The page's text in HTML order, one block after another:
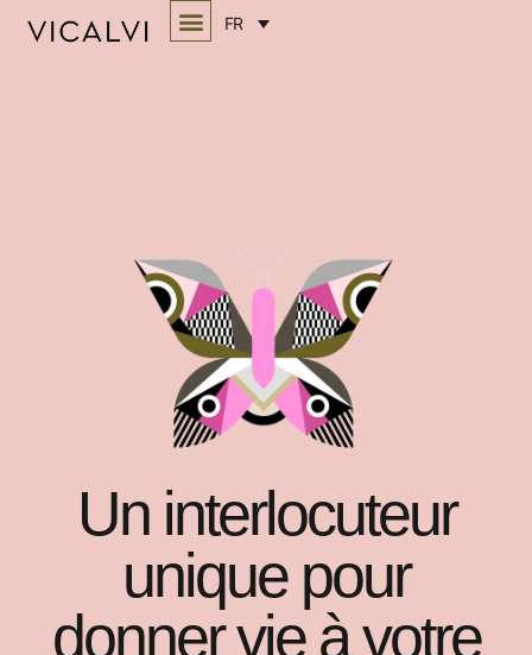
FR
Home
Un interlocuteur
unique pour
donner vie à votre